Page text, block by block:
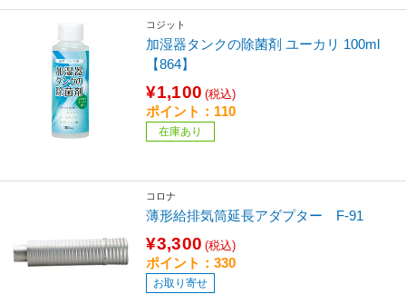
コジット
加湿器タンクの除菌剤 ユーカリ 100ml
【864】
¥1,100 (税込)
ポイント：110
在庫あり
コロナ
薄形給排気筒延長アダプター F-91
¥3,300 (税込)
ポイント：330
お取り寄せ